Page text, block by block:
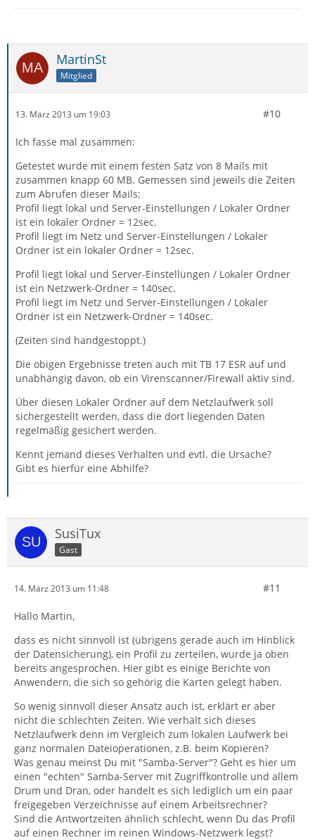
MartinSt
Mitglied
13. März 2013 um 19:03 #10
Ich fasse mal zusammen:
Getestet wurde mit einem festen Satz von 8 Mails mit
zusammen knapp 60 MB. Gemessen sind jeweils die Zeiten
zum Abrufen dieser Mails:
Profil liegt lokal und Server-Einstellungen / Lokaler Ordner
ist ein lokaler Ordner = 12sec.
Profil liegt im Netz und Server-Einstellungen / Lokaler
Ordner ist ein lokaler Ordner = 12sec.
Profil liegt lokal und Server-Einstellungen / Lokaler Ordner
ist ein Netzwerk-Ordner = 140sec.
Profil liegt im Netz und Server-Einstellungen / Lokaler
Ordner ist ein Netzwerk-Ordner = 140sec.
(Zeiten sind handgestoppt.)
Die obigen Ergebnisse treten auch mit TB 17 ESR auf und
unabhängig davon, ob ein Virenscanner/Firewall aktiv sind.
Über diesen Lokaler Ordner auf dem Netzlaufwerk soll
sichergestellt werden, dass die dort liegenden Daten
regelmäßig gesichert werden.
Kennt jemand dieses Verhalten und evtl. die Ursache?
Gibt es hierfür eine Abhilfe?
SusiTux
Gast
14. März 2013 um 11:48 #11
Hallo Martin,
dass es nicht sinnvoll ist (übrigens gerade auch im Hinblick
der Datensicherung), ein Profil zu zerteilen, wurde ja oben
bereits angesprochen. Hier gibt es einige Berichte von
Anwendern, die sich so gehörig die Karten gelegt haben.
So wenig sinnvoll dieser Ansatz auch ist, erklärt er aber
nicht die schlechten Zeiten. Wie verhält sich dieses
Netzlaufwerk denn im Vergleich zum lokalen Laufwerk bei
ganz normalen Dateioperationen, z.B. beim Kopieren?
Was genau meinst Du mit "Samba-Server"? Geht es hier um
einen "echten" Samba-Server mit Zugriffkontrolle und allem
Drum und Dran, oder handelt es sich lediglich um ein paar
freigegeben Verzeichnisse auf einem Arbeitsrechner?
Sind die Antwortzeiten ähnlich schlecht, wenn Du das Profil
auf einen Rechner im reinen Windows-Netzwerk legst?